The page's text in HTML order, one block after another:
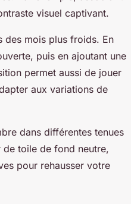
visuel captivant.
des mois plus froids. En
puis en ajoutant une
permet aussi de jouer
aux variations de
dans différentes tenues
toile de fond neutre,
pour rehausser votre